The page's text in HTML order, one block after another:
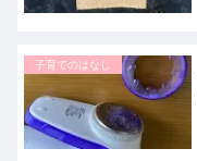
子育てのはなし